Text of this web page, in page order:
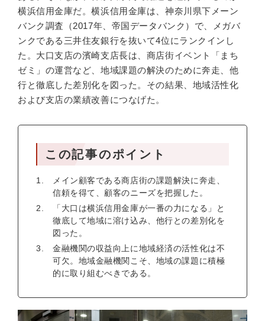
横浜信用金庫だ。横浜信用金庫は、神奈川県下メーン
バンク調査（2017年、帝国データバンク）で、メガバ
ンクである三井住友銀行を抜いて4位にランクインし
た。大口支店の濱崎支店長は、商店街イベント「まち
ゼミ」の運営など、地域課題の解決のために奔走、他
行と徹底した差別化を図った。その結果、地域活性化
および支店の業績改善につなげた。
この記事のポイント
メイン顧客である商店街の課題解決に奔走、
信頼を得て、顧客のニーズを把握した。
「大口は横浜信用金庫が一番の力になる」と
徹底して地域に溶け込み、他行との差別化を
図った。
金融機関の収益向上に地域経済の活性化は不
可欠。地域金融機関こそ、地域の課題に積極
的に取り組むべきである。